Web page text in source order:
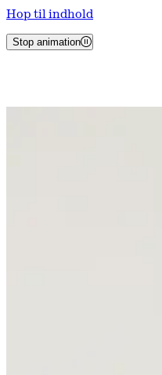
Hop til indhold
Stop animation